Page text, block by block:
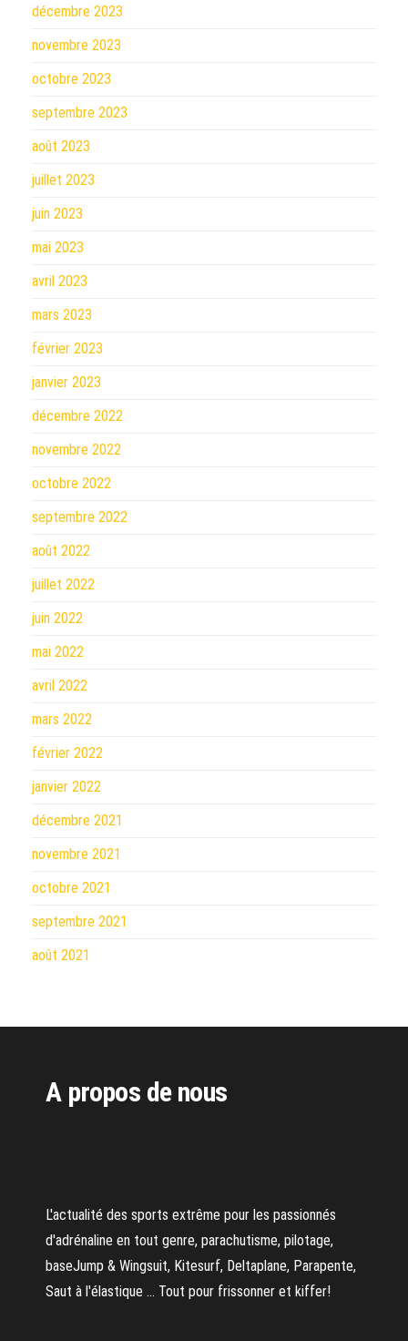
décembre 2023
novembre 2023
octobre 2023
septembre 2023
août 2023
juillet 2023
juin 2023
mai 2023
avril 2023
mars 2023
février 2023
janvier 2023
décembre 2022
novembre 2022
octobre 2022
septembre 2022
août 2022
juillet 2022
juin 2022
mai 2022
avril 2022
mars 2022
février 2022
janvier 2022
décembre 2021
novembre 2021
octobre 2021
septembre 2021
août 2021
A propos de nous
L'actualité des sports extrême pour les passionnés
d'adrénaline en tout genre, parachutisme, pilotage,
baseJump & Wingsuit, Kitesurf, Deltaplane, Parapente,
Saut à l'élastique ... Tout pour frissonner et kiffer!